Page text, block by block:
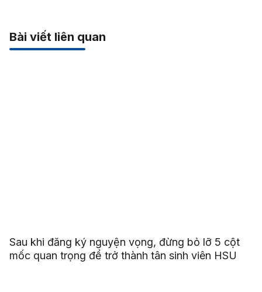
Bài viết liên quan
Sau khi đăng ký nguyện vọng, đừng bỏ lỡ 5 cột
mốc quan trọng để trở thành tân sinh viên HSU